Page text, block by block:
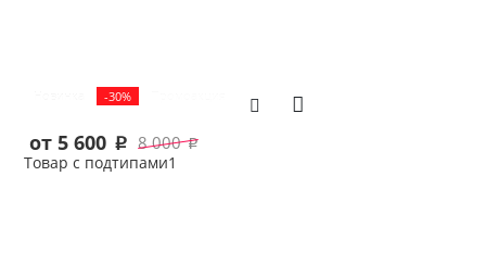
-30%
от 5 600 p 8 000 p
Товар с подтипами1